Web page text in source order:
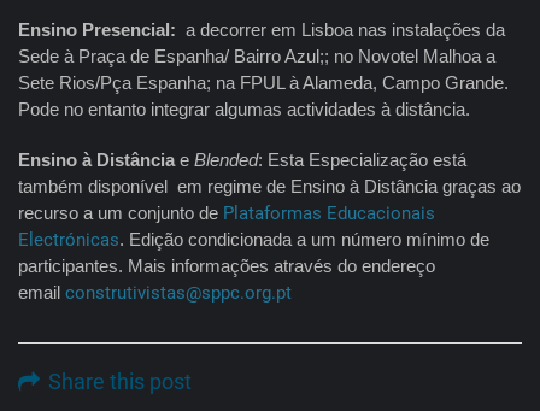
Ensino Presencial: a decorrer em Lisboa nas instalações da
Sede à Praça de Espanha/ Bairro Azul;; no Novotel Malhoa a
Sete Rios/Pça Espanha; na FPUL à Alameda, Campo Grande.
Pode no entanto integrar algumas actividades à distância.
Ensino à Distância e Blended: Esta Especialização está
também disponível em regime de Ensino à Distância graças ao
recurso a um conjunto de Plataformas Educacionais
Electrónicas. Edição condicionada a um número mínimo de
participantes. Mais informações através do endereço
email construtivistas@sppc.org.pt
Share this post